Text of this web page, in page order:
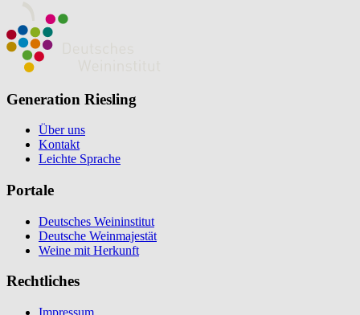
Generation Riesling
Über uns
Kontakt
Leichte Sprache
Portale
Deutsches Weininstitut
Deutsche Weinmajestät
Weine mit Herkunft
Rechtliches